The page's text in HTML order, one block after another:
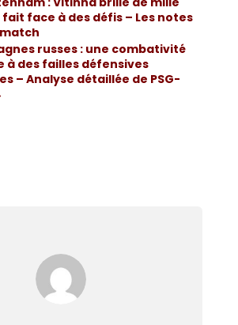
face à des défis – Les notes
russes : une combativité
à des failles défensives
– Analyse détaillée de PSG-